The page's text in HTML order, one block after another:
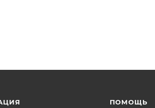
ПОМОЩЬ